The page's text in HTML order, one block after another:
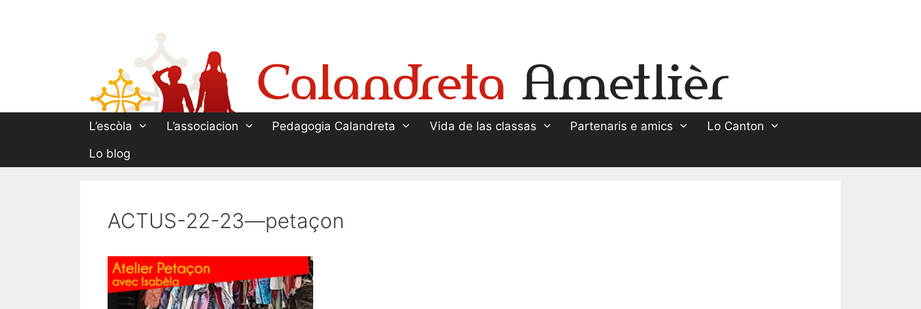
L’escòla L’associacion Pedagogia Calandreta Vida de las classas Partenaris e amics
Lo Canton
Lo blog
ACTUS-22-23—petaçon